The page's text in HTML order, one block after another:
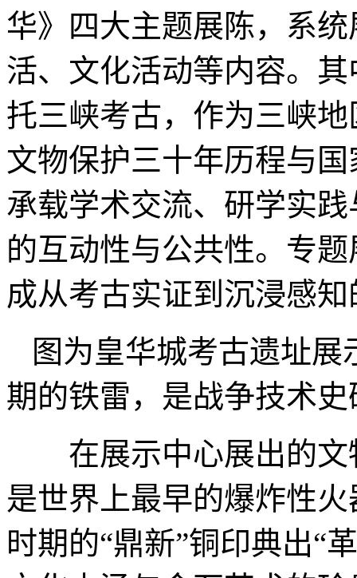
华》四大主题展陈，系
活、文化活动等内容。
托三峡考古，作为三峡
文物保护三十年历程与
承载学术交流、研学实
的互动性与公共性。专
成从考古实证到沉浸感
图为皇华城考古遗址
期的铁雷，是战争技术
在展示中心展出的文
是世界上最早的爆炸性
时期的“鼎新”铜印典出“